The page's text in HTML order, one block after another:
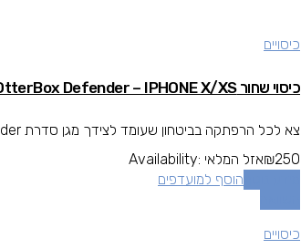
כיסויים
כיסוי שחור OtterBox Defender – IPHONE X/XS
צא לכל הרפתקה בביטחון שעומד לצידך מגן סדרת Defender.
₪250
Availability: אזל המלאי
הוסף למועדפים
כיסויים